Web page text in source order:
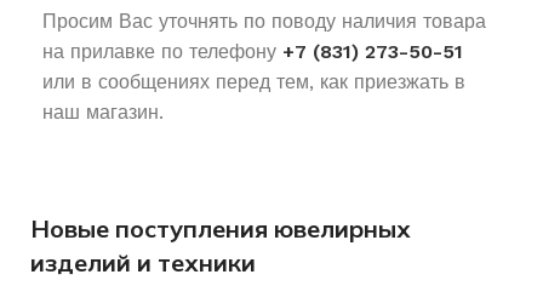
Просим Вас уточнять по поводу наличия товара
на прилавке по телефону +7 (831) 273-50-51
или в сообщениях перед тем, как приезжать в
наш магазин.
Новые поступления ювелирных
изделий и техники